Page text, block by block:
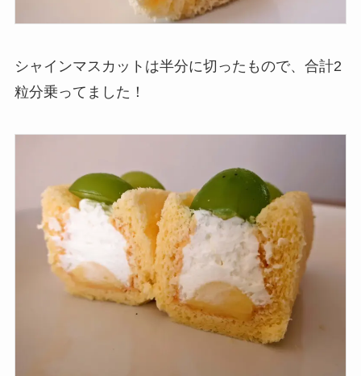
シャインマスカットは半分に切ったもので、合計2
粒分乗ってました！